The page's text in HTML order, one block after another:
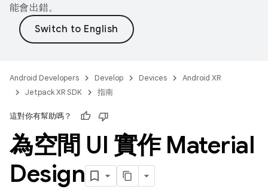
能會出錯。
Android Developers Develop Devices
Android XR
Jetpack XR SDK
指南
這對你有幫助嗎？
為空間 UI 實作 Material
Design